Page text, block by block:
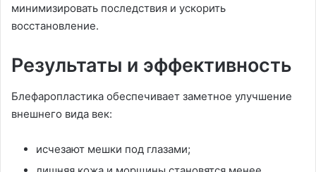
минимизировать последствия и ускорить
восстановление.
Результаты и эффективность
Блефаропластика обеспечивает заметное улучшение
внешнего вида век:
исчезают мешки под глазами;